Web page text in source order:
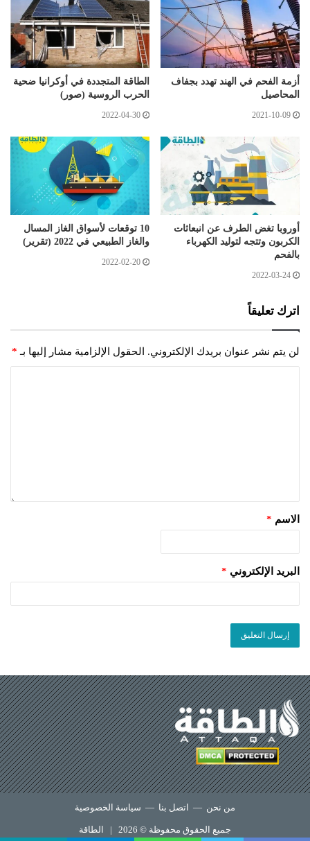
أزمة الفحم في الهند تهدد بجفاف
المحاصيل
2021-10-09
الطاقة المتجددة في أوكرانيا ضحية
الحرب الروسية (صور)
2022-04-30
أوروبا تغض الطرف عن انبعاثات
الكربون وتتجه لتوليد الكهرباء
بالفحم
2022-03-24
10 توقعات لأسواق الغاز المسال
والغاز الطبيعي في 2022 (تقرير)
2022-02-20
اترك تعليقاً
لن يتم نشر عنوان بريدك الإلكتروني. الحقول الإلزامية مشار إليها بـ *
الاسم *
البريد الإلكتروني *
من نحن — اتصل بنا — سياسة الخصوصية
جميع الحقوق محفوظة © 2026 | الطاقة